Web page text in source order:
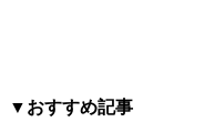
▼おすすめ記事